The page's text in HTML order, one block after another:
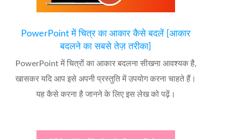
PowerPoint में चित्र का आकार कैसे बदलें [आकार
बदलने का सबसे तेज़ तरीका]
PowerPoint में चित्रों का आकार बदलना सीखना आवश्यक है,
खासकर यदि आप इसे अपनी प्रस्तुति में उपयोग करना चाहते हैं।
यह कैसे करना है जानने के लिए इस लेख को पढ़ें।